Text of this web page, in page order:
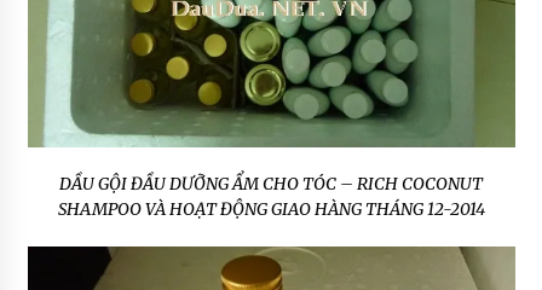
DẦU GỘI ĐẦU DƯỠNG ẨM CHO TÓC – RICH COCONUT
SHAMPOO VÀ HOẠT ĐỘNG GIAO HÀNG THÁNG 12-2014